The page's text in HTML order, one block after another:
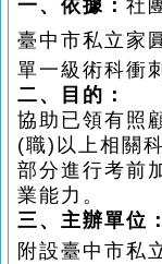
一、依據： 社
臺中市私立家
單一級術科衝
二、目的：
協助已領有照
(職) 以上相關
部分進行考前
業能力。
三、主辦單位：
附設臺中市私